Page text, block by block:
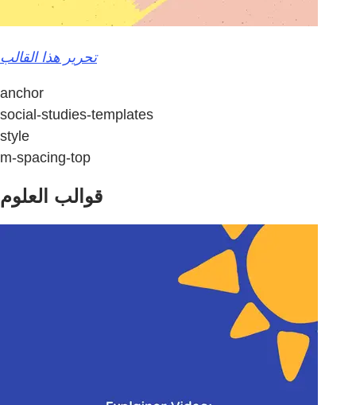
تحرير هذا القالب
anchor
social-studies-templates
style
m-spacing-top
قوالب العلوم